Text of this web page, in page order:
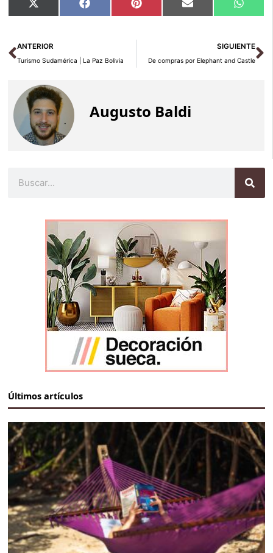
Compartir
en
X
(Twitter)
Compartir
en
Facebook Compartir
en
Pinterest Compartir
en
Email
en
Ant
ANTERIOR
Turismo Sudamérica | La Paz Bolivia
SIGUIENTE
De compras por Elephant and Castle
Augusto Baldi
Últimos artículos